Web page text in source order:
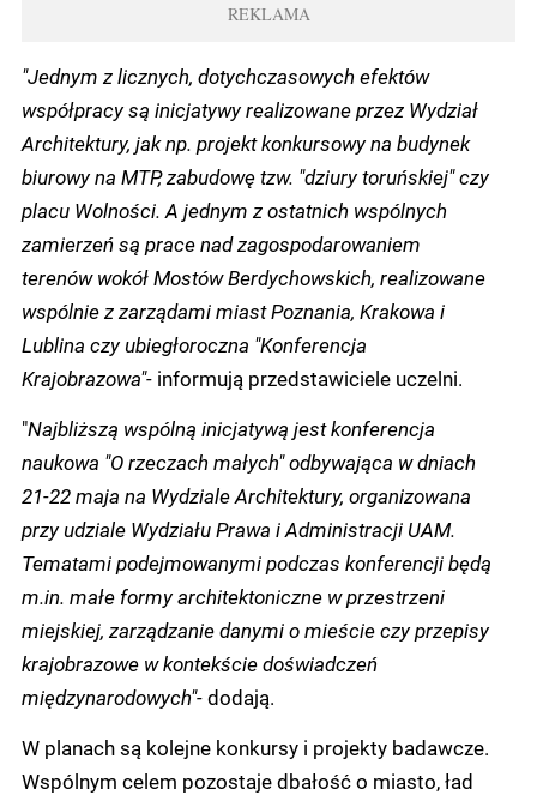
REKLAMA
"Jednym z licznych, dotychczasowych efektów
współpracy są inicjatywy realizowane przez Wydział
Architektury, jak np. projekt konkursowy na budynek
biurowy na MTP, zabudowę tzw. "dziury toruńskiej" czy
placu Wolności. A jednym z ostatnich wspólnych
zamierzeń są prace nad zagospodarowaniem
terenów wokół Mostów Berdychowskich, realizowane
wspólnie z zarządami miast Poznania, Krakowa i
Lublina czy ubiegłoroczna "Konferencja
Krajobrazowa"- informują przedstawiciele uczelni.
"Najbliższą wspólną inicjatywą jest konferencja
naukowa "O rzeczach małych" odbywająca w dniach
21-22 maja na Wydziale Architektury, organizowana
przy udziale Wydziału Prawa i Administracji UAM.
Tematami podejmowanymi podczas konferencji będą
m.in. małe formy architektoniczne w przestrzeni
miejskiej, zarządzanie danymi o mieście czy przepisy
krajobrazowe w kontekście doświadczeń
międzynarodowych"-dodają.
W planach są kolejne konkursy i projekty badawcze.
Wspólnym celem pozostaje dbałość o miasto, ład